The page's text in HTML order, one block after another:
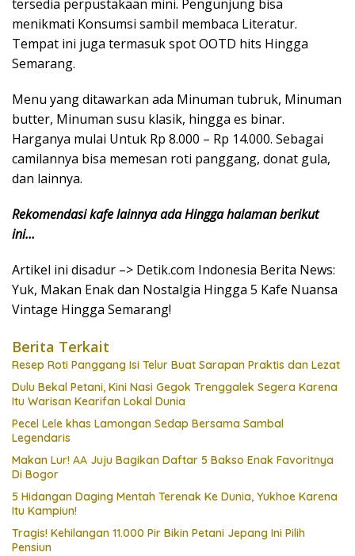
tersedia perpustakaan mini. Pengunjung bisa
menikmati Konsumsi sambil membaca Literatur.
Tempat ini juga termasuk spot OOTD hits Hingga
Semarang.
Menu yang ditawarkan ada Minuman tubruk, Minuman
butter, Minuman susu klasik, hingga es binar.
Harganya mulai Untuk Rp 8.000 – Rp 14.000. Sebagai
camilannya bisa memesan roti panggang, donat gula,
dan lainnya.
Rekomendasi kafe lainnya ada Hingga halaman berikut
ini…
Artikel ini disadur –> Detik.com Indonesia Berita News:
Yuk, Makan Enak dan Nostalgia Hingga 5 Kafe Nuansa
Vintage Hingga Semarang!
Berita Terkait
Resep Roti Panggang Isi Telur Buat Sarapan Praktis dan Lezat
Dulu Bekal Petani, Kini Nasi Gegok Trenggalek Segera Karena
Itu Warisan Kearifan Lokal Dunia
Pecel Lele khas Lamongan Sedap Bersama Sambal
Legendaris
Makan Lur! AA Juju Bagikan Daftar 5 Bakso Enak Favoritnya
Di Bogor
5 Hidangan Daging Mentah Terenak Ke Dunia, Yukhoe Karena
Itu Kampiun!
Tragis! Kehilangan 11.000 Pir Bikin Petani Jepang Ini Pilih
Pensiun